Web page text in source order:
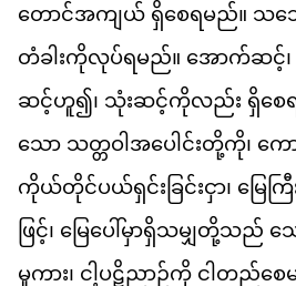
တငအကယ ရစရမည်။ သ
တခကလပရမည်။ အကဆင့်၊
ဆငဟူ၍၊ သဆငကလည ရစ
သ သတဝ အပ ငတကို၊
ကယတငပယရင ခငငှာ၊ မ
ဖင့်၊ မပ မရသမတသည
မကား၊ င ပဋညဉက င တညစ